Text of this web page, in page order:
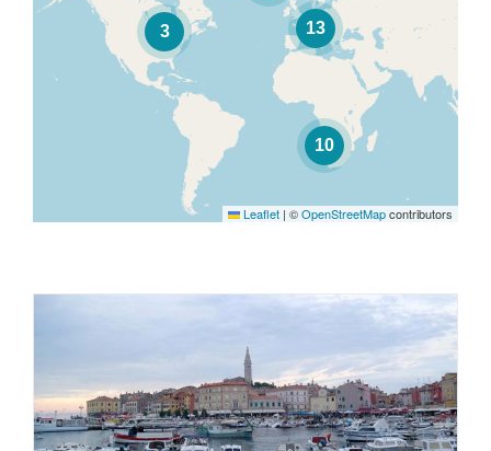
3 13
10
Leaflet | ©OpenStreetMapcontributors